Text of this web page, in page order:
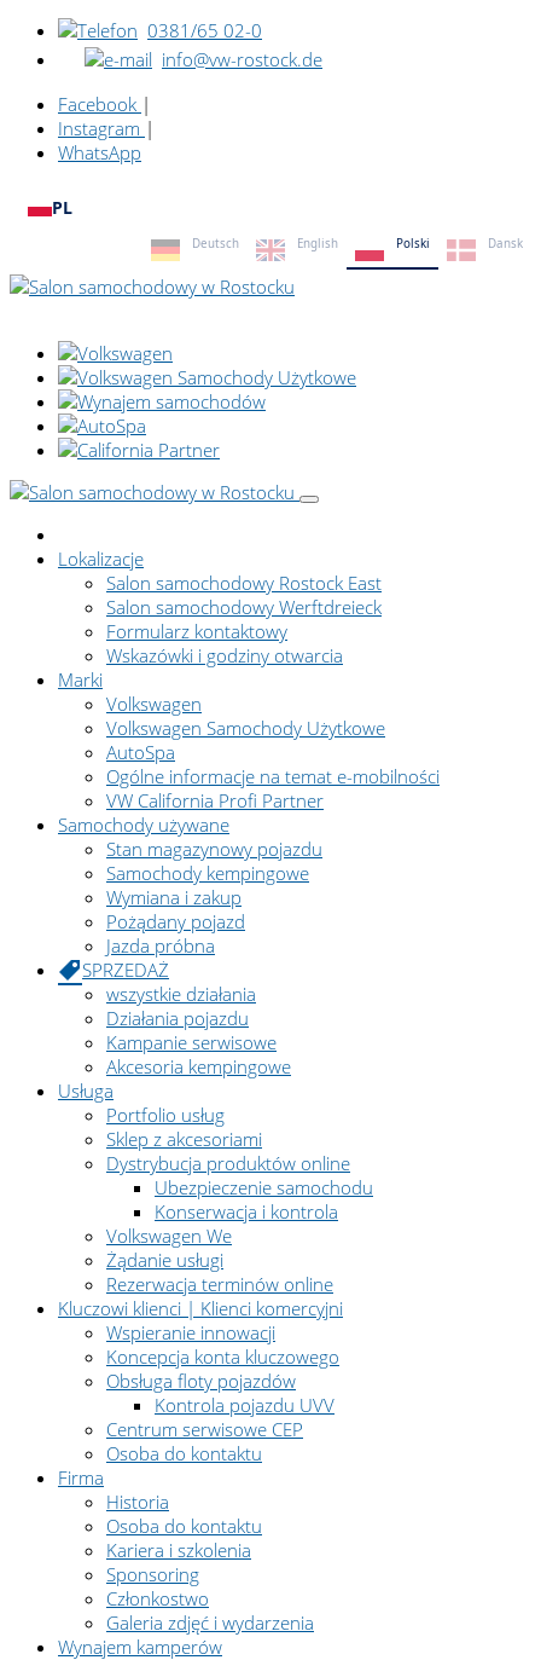
0381/65 02-0
info@vw-rostock.de
Facebook |
Instagram |
WhatsApp
PL
Deutsch English Polski Dansk
Lokalizacje
Salon samochodowy Rostock East
Salon samochodowy Werftdreieck
Formularz kontaktowy
Wskazówki i godziny otwarcia
Marki
Volkswagen
Volkswagen Samochody Użytkowe
AutoSpa
Ogólne informacje na temat e-mobilności
VW California Profi Partner
Samochody używane
Stan magazynowy pojazdu
Samochody kempingowe
Wymiana i zakup
Pożądany pojazd
Jazda próbna
SPRZEDAŻ
wszystkie działania
Działania pojazdu
Kampanie serwisowe
Akcesoria kempingowe
Usługa
Portfolio usług
Sklep z akcesoriami
Dystrybucja produktów online
Ubezpieczenie samochodu
Konserwacja i kontrola
Volkswagen We
Żądanie usługi
Rezerwacja terminów online
Kluczowi klienci | Klienci komercyjni
Wspieranie innowacji
Koncepcja konta kluczowego
Obsługa floty pojazdów
Kontrola pojazdu UVV
Centrum serwisowe CEP
Osoba do kontaktu
Firma
Historia
Osoba do kontaktu
Kariera i szkolenia
Sponsoring
Członkostwo
Galeria zdjęć i wydarzenia
Wynajem kamperów